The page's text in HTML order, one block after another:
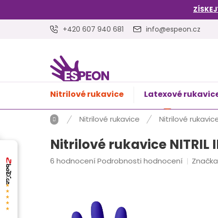
+420 607 940 681 info@espeon.cz
NÁKUPNÍ
KOŠÍK
Prázdný
Nitrilové rukavice Latexové
DomůNitrilové rukavice Nitrilové
Nitrilové rukavice NITRIL
Průměrné
6 hodnoceníPodrobnosti hodnocení
★★★★★